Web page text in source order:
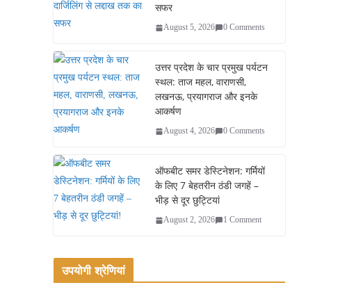
सफर
August 5, 2026 0 Comments
उत्तर प्रदेश के चार प्रमुख पर्यटन
स्थल: ताज महल, वाराणसी,
लखनऊ, प्रयागराज और इनके
आकर्षण
August 4, 2026 0 Comments
ऑफबीट समर डेस्टिनेशन: गर्मियों
के लिए 7 बेहतरीन ठंडी जगहें –
भीड़ से दूर छुट्टियां
August 2, 2026 1 Comment
उपयोगी श्रेणियां